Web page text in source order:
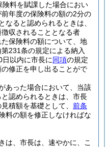
険料を賦課した場合におい
年度の保険料の額の2分の
なると認められるときは、
収されることとなる者
保険料の額について、地
第231条の規定による納入
以内に市長に同項の規定
修正を申し出ることがで
あった場合において、当該
認められるときは、市長
積額を基礎として、 前条
料の額を修正しなければな
は、市長は、速やかに、こ